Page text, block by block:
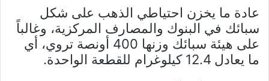
عادة ما يخزن احتياطي الذهب على شكل
سبائك في البنوك والمصارف المركزية، وغالباً
على هيئة سبائك وزنها 400 أونصة تروي، أي
ما يعادل 12.4 كيلوغرام للقطعة الواحدة.